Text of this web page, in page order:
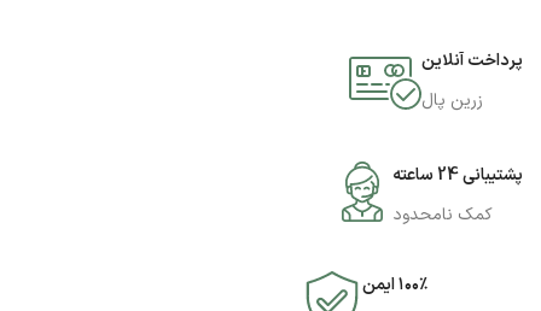
پرداخت آنلاین
زرین پال
پشتیبانی 24 ساعته
کمک نامحدود
۱۰۰٪ ایمن